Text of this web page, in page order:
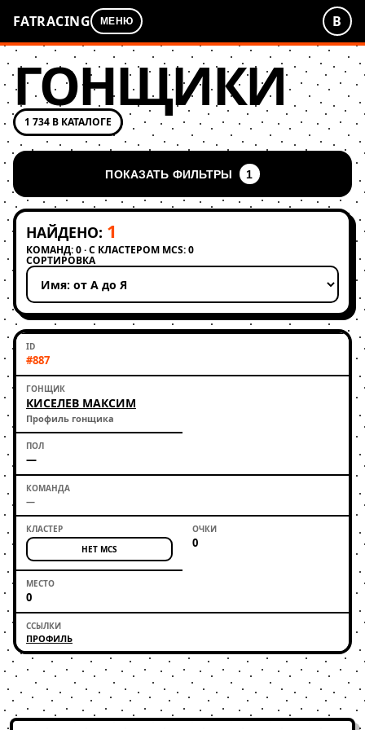
FATRACING МЕНЮ В
ГОНЩИКИ
1 734 В КАТАЛОГЕ
ПОКАЗАТЬ ФИЛЬТРЫ 1
НАЙДЕНО: 1
КОМАНД: 0 · С КЛАСТЕРОМ MCS: 0
СОРТИРОВКА
Применить сортировку
#887
КИСЕЛЕВ МАКСИМ
Профиль гонщика
—
—
НЕТ MCS 0
0
ПРОФИЛЬ